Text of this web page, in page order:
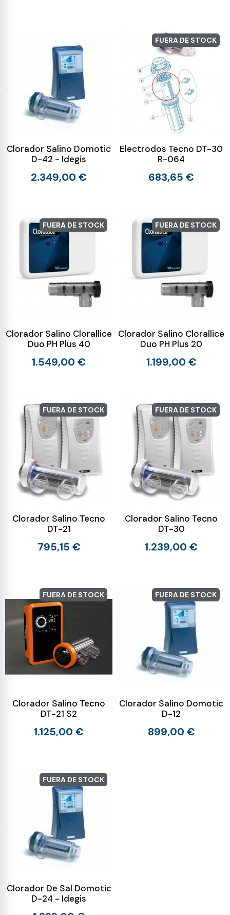
Clorador Salino Domotic
D-42 - Idegis
2.349,00 €
FUERA DE STOCK
Electrodos Tecno DT-30
R-064
683,65 €
FUERA DE STOCK
Clorador Salino Clorallice
Duo PH Plus 40
1.549,00 €
FUERA DE STOCK
Clorador Salino Clorallice
Duo PH Plus 20
1.199,00 €
FUERA DE STOCK
Clorador Salino Tecno
DT-21
795,15 €
FUERA DE STOCK
Clorador Salino Tecno
DT-30
1.239,00 €
FUERA DE STOCK
Clorador Salino Tecno
DT-21 S2
1.125,00 €
FUERA DE STOCK
Clorador Salino Domotic
D-12
899,00 €
FUERA DE STOCK
Clorador De Sal Domotic
D-24 - Idegis